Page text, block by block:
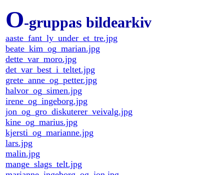
O-gruppas bildearkiv
aaste_fant_ly_under_et_tre.jpg
beate_kim_og_marian.jpg
dette_var_moro.jpg
det_var_best_i_teltet.jpg
grete_anne_og_petter.jpg
halvor_og_simen.jpg
irene_og_ingeborg.jpg
jon_og_gro_diskuterer_veivalg.jpg
kine_og_marius.jpg
kjersti_og_marianne.jpg
lars.jpg
malin.jpg
mange_slags_telt.jpg